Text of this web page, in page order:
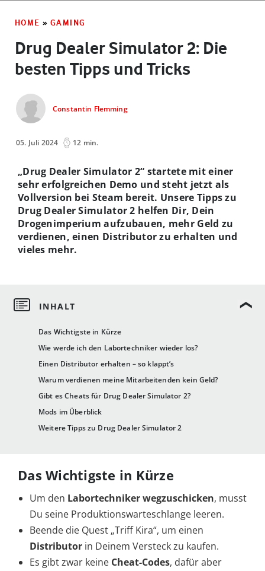
HOME » GAMING
Drug Dealer Simulator 2: Die
besten Tipps und Tricks
Constantin Flemming
05. Juli 2024 12 min.
Das Wichtigste in Kürze
Wie werde ich den Labortechniker wieder los?
Einen Distributor erhalten – so klappt’s
Warum verdienen meine Mitarbeitenden kein Geld?
Gibt es Cheats für Drug Dealer Simulator 2?
Mods im Überblick
Weitere Tipps zu Drug Dealer Simulator 2
„Drug Dealer Simulator 2“ startete mit einer
sehr erfolgreichen Demo und steht jetzt als
Vollversion bei Steam bereit. Unsere Tipps zu
Drug Dealer Simulator 2 helfen Dir, Dein
Drogenimperium aufzubauen, mehr Geld zu
verdienen, einen Distributor zu erhalten und
vieles mehr.
Das Wichtigste in Kürze
Um den Labortechniker wegzuschicken, musst
Du seine Produktionswarteschlange leeren.
Beende die Quest „Triff Kira“, um einen
Distributor in Deinem Versteck zu kaufen.
Es gibt zwar keine Cheat-Codes, dafür aber